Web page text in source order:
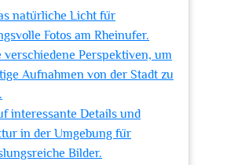
natürliche Licht für
Fotos am Rheinufer.
verschiedene Perspektiven, um
Aufnahmen von der Stadt zu
interessante Details und
in der Umgebung für
Bilder.